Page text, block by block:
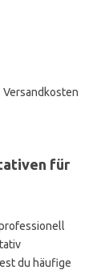
Versandkosten
für
du häufige